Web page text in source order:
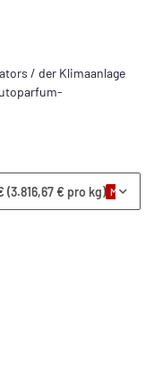
/ der Klimaanlage
(3.816,67 € pro kg)